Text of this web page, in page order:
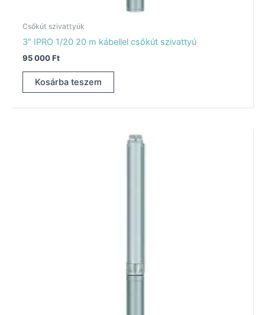
Csőkút szivattyúk
3″ IPRO 1/20 20 m kábellel csőkút szivattyú
95 000Ft
Kosárba teszem